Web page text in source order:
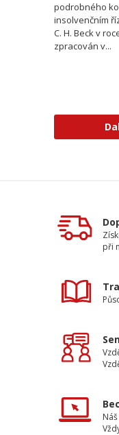
podrobného
insolvenčním
C. H. Beck v
zpracován v...
při